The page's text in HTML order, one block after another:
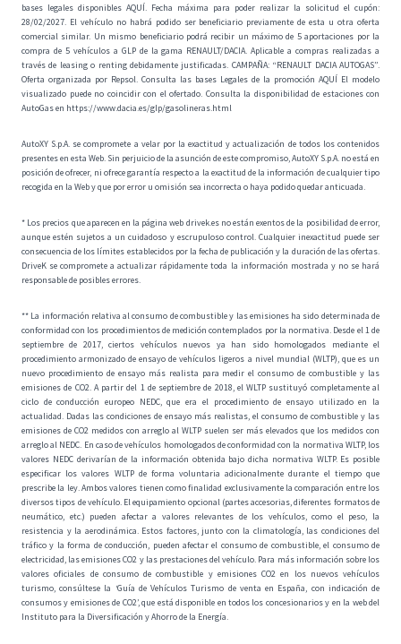
bases legales disponibles AQUÍ. Fecha máxima para poder realizar la solicitud el cupón:
28/02/2027. El vehículo no habrá podido ser beneficiario previamente de esta u otra oferta
comercial similar. Un mismo beneficiario podrá recibir un máximo de 5 aportaciones por la
compra de 5 vehículos a GLP de la gama RENAULT/DACIA. Aplicable a compras realizadas a
través de leasing o renting debidamente justificadas. CAMPAÑA: “RENAULT DACIA AUTOGAS”.
Oferta organizada por Repsol. Consulta las bases Legales de la promoción AQUÍ El modelo
visualizado puede no coincidir con el ofertado. Consulta la disponibilidad de estaciones con
AutoGas en https://www.dacia.es/glp/gasolineras.html
AutoXY S.p.A. se compromete a velar por la exactitud y actualización de todos los contenidos
presentes en esta Web. Sin perjuicio de la asunción de este compromiso, AutoXY S.p.A. no está en
posición de ofrecer, ni ofrece garantía respecto a la exactitud de la información de cualquier tipo
recogida en la Web y que por error u omisión sea incorrecta o haya podido quedar anticuada.
* Los precios que aparecen en la página web drivek.es no están exentos de la posibilidad de error,
aunque estén sujetos a un cuidadoso y escrupuloso control. Cualquier inexactitud puede ser
consecuencia de los límites establecidos por la fecha de publicación y la duración de las ofertas.
DriveK se compromete a actualizar rápidamente toda la información mostrada y no se hará
responsable de posibles errores.
** La información relativa al consumo de combustible y las emisiones ha sido determinada de
conformidad con los procedimientos de medición contemplados por la normativa. Desde el 1 de
septiembre de 2017, ciertos vehículos nuevos ya han sido homologados mediante el
procedimiento armonizado de ensayo de vehículos ligeros a nivel mundial (WLTP), que es un
nuevo procedimiento de ensayo más realista para medir el consumo de combustible y las
emisiones de CO2. A partir del 1 de septiembre de 2018, el WLTP sustituyó completamente al
ciclo de conducción europeo NEDC, que era el procedimiento de ensayo utilizado en la
actualidad. Dadas las condiciones de ensayo más realistas, el consumo de combustible y las
emisiones de CO2 medidos con arreglo al WLTP suelen ser más elevados que los medidos con
arreglo al NEDC. En caso de vehículos homologados de conformidad con la normativa WLTP, los
valores NEDC derivarían de la información obtenida bajo dicha normativa WLTP. Es posible
especificar los valores WLTP de forma voluntaria adicionalmente durante el tiempo que
prescribe la ley. Ambos valores tienen como finalidad exclusivamente la comparación entre los
diversos tipos de vehículo. El equipamiento opcional (partes accesorias, diferentes formatos de
neumático, etc.) pueden afectar a valores relevantes de los vehículos, como el peso, la
resistencia y la aerodinámica. Estos factores, junto con la climatología, las condiciones del
tráfico y la forma de conducción, pueden afectar el consumo de combustible, el consumo de
electricidad, las emisiones CO2 y las prestaciones del vehículo. Para más información sobre los
valores oficiales de consumo de combustible y emisiones CO2 en los nuevos vehículos
turismo, consúltese la ‘Guía de Vehículos Turismo de venta en España, con indicación de
consumos y emisiones de CO2’, que está disponible en todos los concesionarios y en la web del
Instituto para la Diversificación y Ahorro de la Energía.